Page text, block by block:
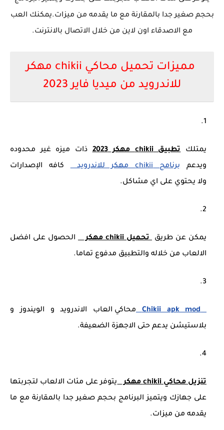
بحجم صغير جدا بالمقارنة مع ما يقدمه من ميزات.يمكنك العب
مع الاصدقاء اون لاين من خلال الاتصال بالانترنت.
مميزات تحميل محاكي chikii مهكر
للاندرويد من ميديا فاير 2023
يمتلكتطبيق chikii مهكر 2023
ذات ميزه غير محدوده
ويدعم
برنامج chikii مهكر للاندرويد
كافه الإصدارات
ولا يحتوي على اي مشاكل.
يمكن عن طريق تحميل chikii مهكر
الحصول على افضل
الالعاب من خلاله والتطبيق مدفوع تماما.
Chikii apk mod
محاكي العاب الاندرويد و الويندوز و
بلاستيشن يدعم حتى الاجهزة الضعيفة.
تنزيل محاكي chikii مهكر
يتوفر على مئات الالعاب لتجربتها
على جهازك ويتميز البرنامج بحجم صغير جدا بالمقارنة مع ما
يقدمه من ميزات.